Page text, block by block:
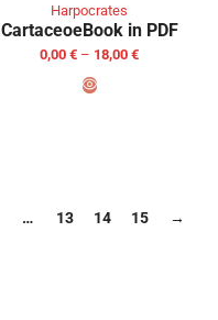
Harpocrates
CartaceoeBook in PDF
0,00 € – 18,00 €
… 13 14 15 →